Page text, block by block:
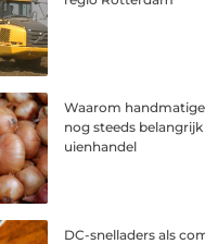
Waarom
nog steeds
uienhandel
DC-snelladers als